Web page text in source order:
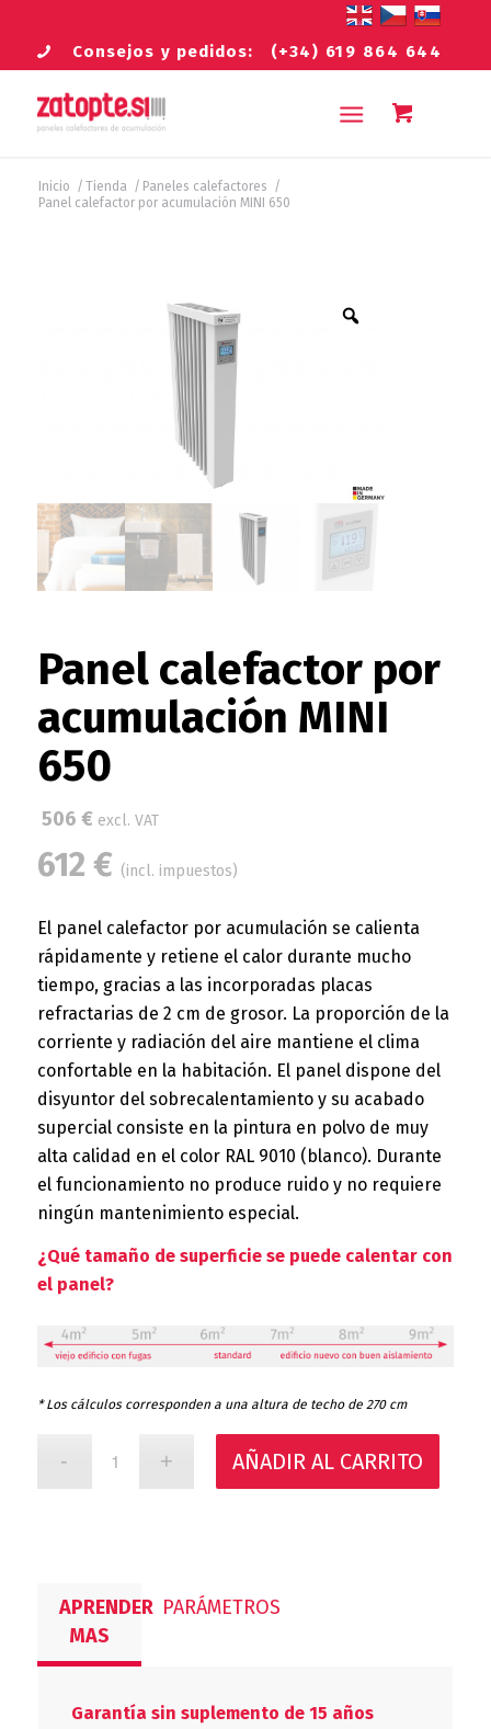
Consejos y pedidos: (+34) 619 864 644
Inicio / Tienda / Paneles calefactores /
Panel calefactor por acumulación MINI 650
Panel calefactor por
acumulación MINI
650
506 € excl. VAT
612 € (incl. impuestos)
El panel calefactor por acumulación se calienta
rápidamente y retiene el calor durante mucho
tiempo, gracias a las incorporadas placas
refractarias de 2 cm de grosor. La proporción de la
corriente y radiación del aire mantiene el clima
confortable en la habitación. El panel dispone del
disyuntor del sobrecalentamiento y su acabado
superficial consiste en la pintura en polvo de muy
alta calidad en el color RAL 9010 (blanco). Durante
el funcionamiento no produce ruido y no requiere
ningún mantenimiento especial.
¿Qué tamaño de superficie se puede calentar con
el panel?
* Los cálculos corresponden a una altura de techo de 270 cm
AÑADIR AL CARRITO
APRENDER
MAS
PARÁMETROS
Garantía sin suplemento de 15 años